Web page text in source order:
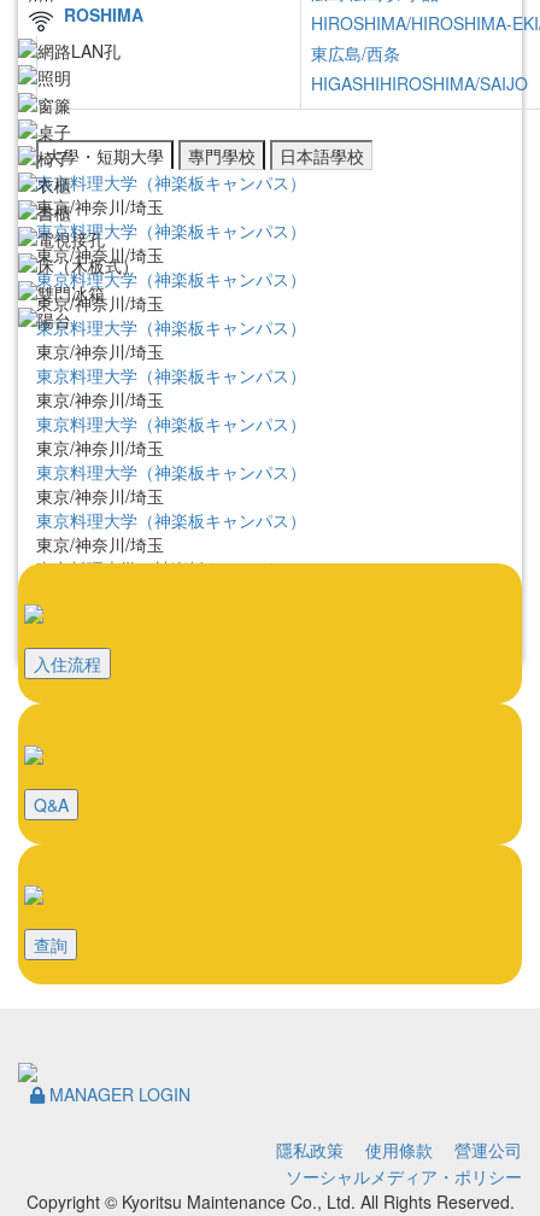
HIROSHIMA
HIROSHIMA/HIROSHIMA-
東広島/西条
HIGASHIHIROSHIMA/SAIJO
大學・短期大學 專門學校
日本語學校
東京料理大学（神楽板キャンパス）
東京/神奈川/埼玉
東京料理大学（神楽板キャンパス）
東京/神奈川/埼玉
東京料理大学（神楽板キャンパス）
東京/神奈川/埼玉
東京料理大学（神楽板キャンパス）
東京/神奈川/埼玉
東京料理大学（神楽板キャンパス）
東京/神奈川/埼玉
東京料理大学（神楽板キャンパス）
東京/神奈川/埼玉
東京料理大学（神楽板キャンパス）
東京/神奈川/埼玉
東京料理大学（神楽板キャンパス）
東京/神奈川/埼玉
東京料理大学（神楽板キャンパス）
東京料理大学（神楽板キャンパス）
物件詳細検索
地域 検索対象 検索対象
検索 閉じる
入住流程
Q&A
查詢
MANAGER LOGIN
隱私政策 使用條款
營運公司
ソーシャルメディア・ポリシー
Copyright © Kyoritsu Maintenance Co., Ltd. All Rights Reserved.